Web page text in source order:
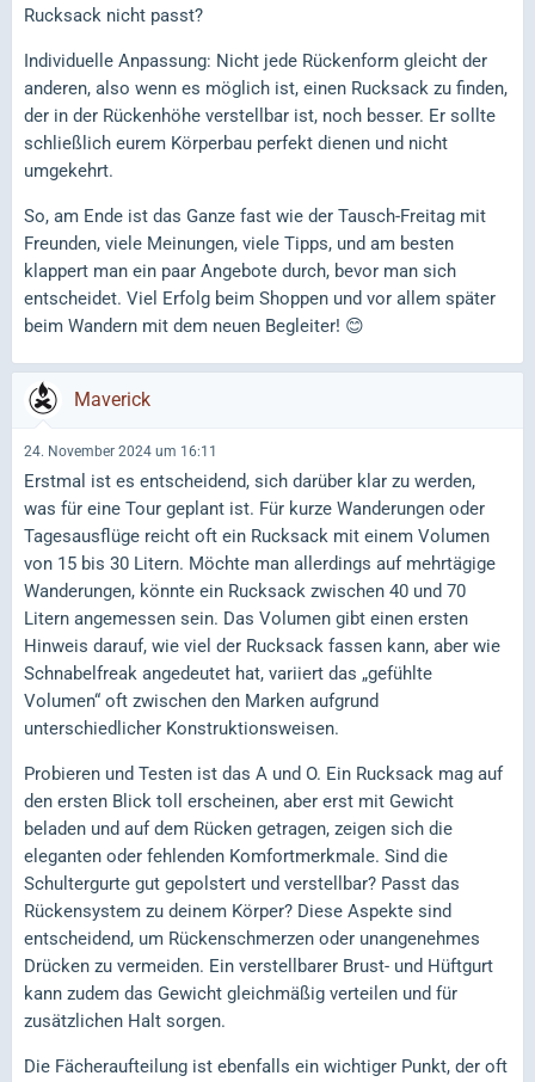
Rucksack nicht passt?
Individuelle Anpassung: Nicht jede Rückenform gleicht der
anderen, also wenn es möglich ist, einen Rucksack zu finden,
der in der Rückenhöhe verstellbar ist, noch besser. Er sollte
schließlich eurem Körperbau perfekt dienen und nicht
umgekehrt.
So, am Ende ist das Ganze fast wie der Tausch-Freitag mit
Freunden, viele Meinungen, viele Tipps, und am besten
klappert man ein paar Angebote durch, bevor man sich
entscheidet. Viel Erfolg beim Shoppen und vor allem später
beim Wandern mit dem neuen Begleiter! 😊
Maverick
24. November 2024 um 16:11
Erstmal ist es entscheidend, sich darüber klar zu werden,
was für eine Tour geplant ist. Für kurze Wanderungen oder
Tagesausflüge reicht oft ein Rucksack mit einem Volumen
von 15 bis 30 Litern. Möchte man allerdings auf mehrtägige
Wanderungen, könnte ein Rucksack zwischen 40 und 70
Litern angemessen sein. Das Volumen gibt einen ersten
Hinweis darauf, wie viel der Rucksack fassen kann, aber wie
Schnabelfreak angedeutet hat, variiert das „gefühlte
Volumen“ oft zwischen den Marken aufgrund
unterschiedlicher Konstruktionsweisen.
Probieren und Testen ist das A und O. Ein Rucksack mag auf
den ersten Blick toll erscheinen, aber erst mit Gewicht
beladen und auf dem Rücken getragen, zeigen sich die
eleganten oder fehlenden Komfortmerkmale. Sind die
Schultergurte gut gepolstert und verstellbar? Passt das
Rückensystem zu deinem Körper? Diese Aspekte sind
entscheidend, um Rückenschmerzen oder unangenehmes
Drücken zu vermeiden. Ein verstellbarer Brust- und Hüftgurt
kann zudem das Gewicht gleichmäßig verteilen und für
zusätzlichen Halt sorgen.
Die Fächeraufteilung ist ebenfalls ein wichtiger Punkt, der oft